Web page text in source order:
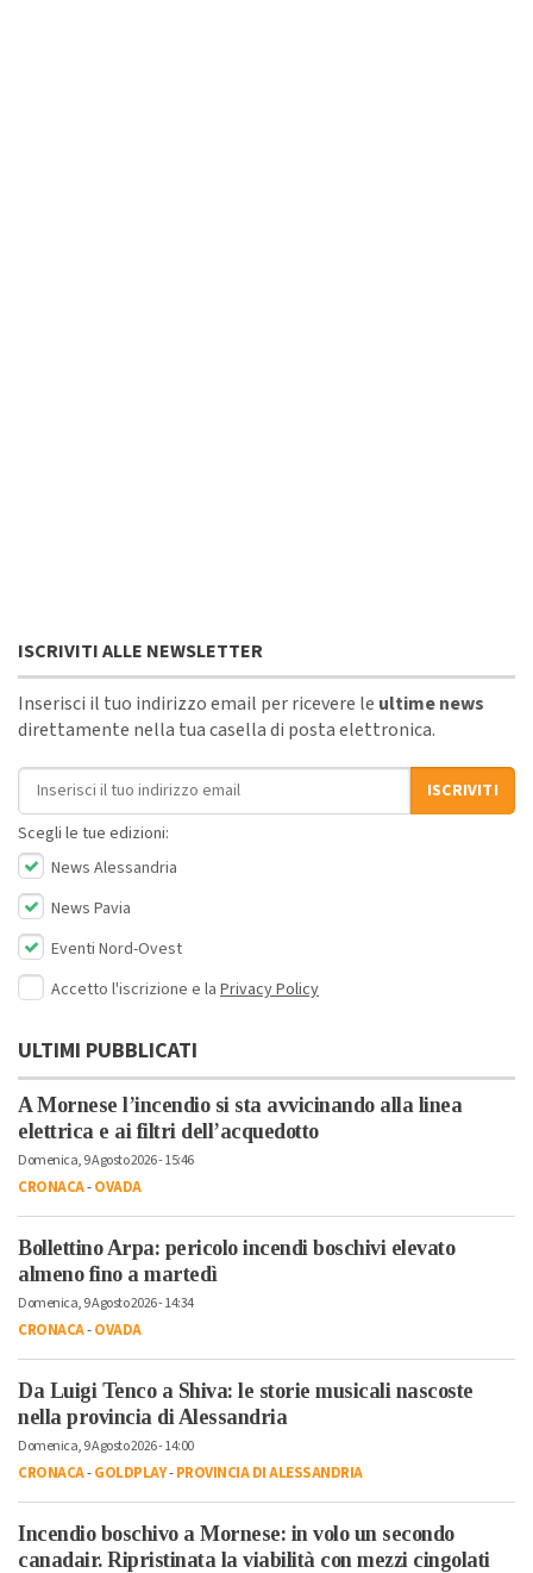
ISCRIVITI ALLE NEWSLETTER
Inserisci il tuo indirizzo email per ricevere le ultime news
direttamente nella tua casella di posta elettronica.
Indirizzo email
ISCRIVITI
Scegli le tue edizioni:
News Alessandria
News Pavia
Eventi Nord-Ovest
Accetto l'iscrizione e la Privacy Policy
ULTIMI PUBBLICATI
A Mornese l’incendio si sta avvicinando alla linea
elettrica e ai filtri dell’acquedotto
Domenica, 9 Agosto 2026 - 15:46
CRONACA-OVADA
Bollettino Arpa: pericolo incendi boschivi elevato
almeno fino a martedì
Domenica, 9 Agosto 2026 - 14:34
CRONACA-OVADA
Da Luigi Tenco a Shiva: le storie musicali nascoste
nella provincia di Alessandria
Domenica, 9 Agosto 2026 - 14:00
CRONACA-GOLDPLAY-PROVINCIA DI ALESSANDRIA
Incendio boschivo a Mornese: in volo un secondo
canadair. Ripristinata la viabilità con mezzi cingolati